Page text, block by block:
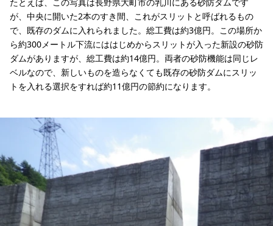
が、中央に開いた2本のすき間、これがスリットと呼ばれるもの
で、既存のダムに入れられました。総工費は約3億円。この場所か
ら約300メートル下流にははじめからスリットが入った新設の砂防
ダムがありますが、総工費は約14億円。両者の砂防機能は同じレ
ベルなので、新しいものを造らなくても既存の砂防ダムにスリッ
トを入れる選択をすれば約11億円の節約になります。